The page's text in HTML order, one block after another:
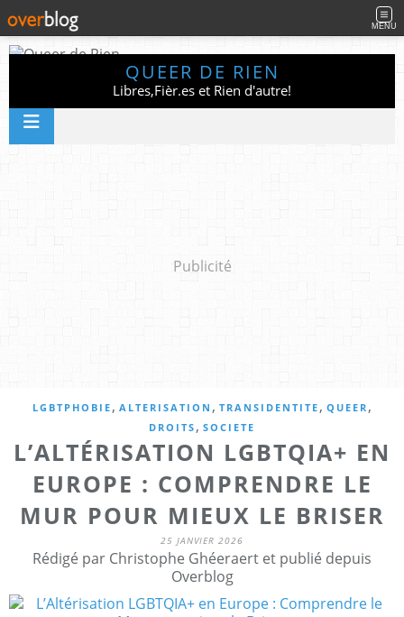
MENU
QUEER DE RIEN
Libres,Fièr.es et Rien d'autre!
Publicité
LGBTPHOBIE , ALTERISATION , TRANSIDENTITE , QUEER ,
DROITS , SOCIETE
L’ALTÉRISATION LGBTQIA+ EN
EUROPE : COMPRENDRE LE
MUR POUR MIEUX LE BRISER
25 JANVIER 2026
Rédigé par Christophe Ghéeraert et publié depuis
Overblog